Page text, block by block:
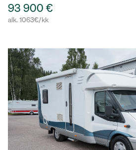
93 900 €
alk. 1063€/kk